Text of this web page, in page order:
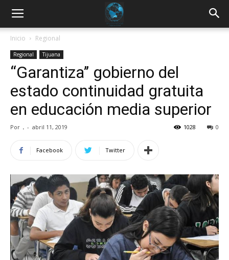
Inicio Regional
Regional Tijuana
“Garantiza’’ gobierno del
estado continuidad gratuita
en educación media superior
Por . - abril 11, 2019 0
1028
Facebook Twitter